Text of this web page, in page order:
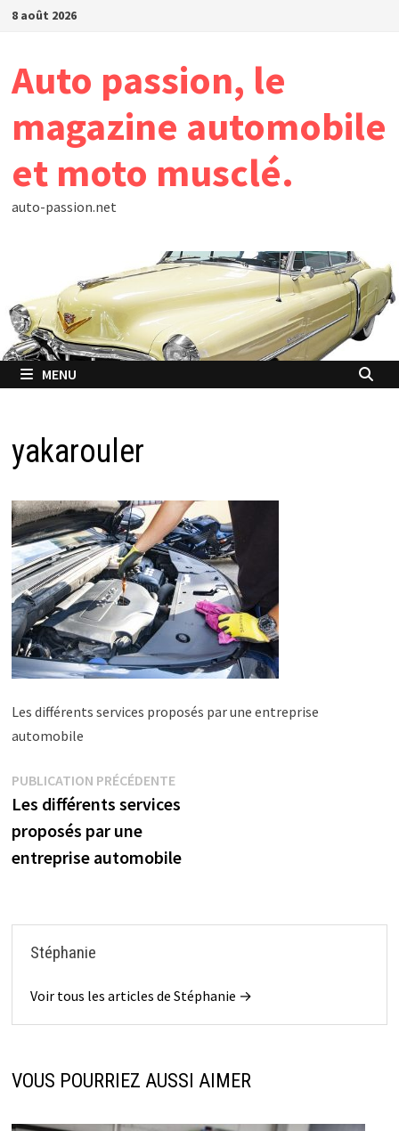
Passer
8 août 2026
Auto passion, le
magazine automobile
et moto musclé.
auto-passion.net
MENU
yakarouler
Les différents services proposés par une entreprise
automobile
Navigation
de
l’article
PUBLICATION PRÉCÉDENTEPublication
précédente :
Les différents services
proposés par une
entreprise automobile
Stéphanie
Voir tous les articles de Stéphanie →
VOUS POURRIEZ AUSSI AIMER